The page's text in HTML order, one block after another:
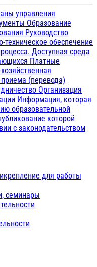
управления
Образование
Руководство
техническое обеспечение
Доступная среда
Платные
(перевода)
Организация
Информация, которая
образовательной
которой
с законодательством
для работы
семинары